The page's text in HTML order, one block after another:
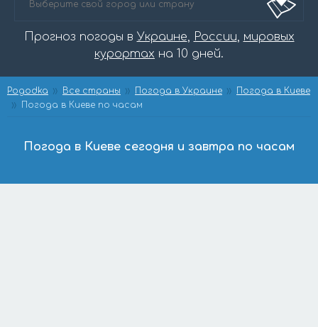
Прогноз погоды в Украине, России, мировых
курортах на 10 дней.
Pogodka Все страны Погода в Украине
Погода в Киеве
Погода в Киеве по часам
Погода в Киеве сегодня и завтра по часам